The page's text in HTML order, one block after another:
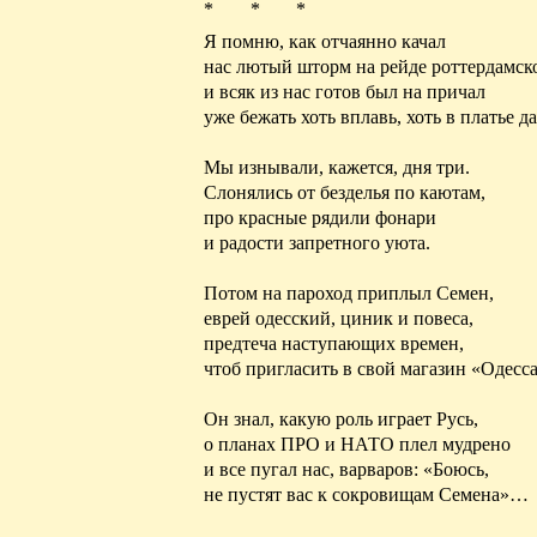
* * *
Я помню, как отчаянно качал
нас лютый шторм на рейде
и всяк из нас готов был на причал
уже бежать хоть вплавь, хоть в платье
Мы изнывали, кажется, дня три.
Слонялись от безделья по каютам,
про красные рядили фонари
и радости запретного уюта.
Потом на пароход приплыл Семен,
еврей одесский, циник и повеса,
предтеча наступающих времен,
чтоб пригласить в свой магазин
Он знал, какую роль играет Русь,
о планах ПРО и НАТО плел мудрено
и все пугал нас, варваров: «Боюсь,
не пустят вас к сокровищам Семена»…